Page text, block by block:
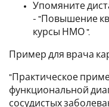
Упомяните
- "Повышение
курсы НМО ".
Пример для врача
"Практическое
функциональной
сосудистых